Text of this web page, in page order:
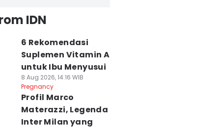
IDN
6 Rekomendasi
Suplemen Vitamin A
untuk Ibu Menyusui
8 Aug 2026, 14:16 WIB
Pregnancy
Profil Marco
Materazzi, Legenda
Inter Milan yang